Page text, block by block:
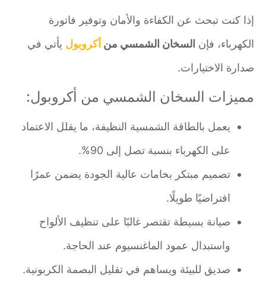
إذا كنت تبحث عن الكفاءة والأمان وتوفير فاتورة
الكهرباء، فإنالسخان الشمسي منأكروبول يأتي في
صدارة الاختيارات.
مميزات السخان الشمسي من أكروبول:
يعمل بالطاقة الشمسية النظيفة، ما يقلل الاعتماد
على الكهرباء بنسبة تصل إلى 90%.
تصميم مبتكر بخامات عالية الجودة يضمن عمرًا
افتراضيًا طويلًا.
صيانة بسيطة تقتصر غالبًا على تنظيف الألواح
واستبدال عمود الماغنسيوم عند الحاجة.
صديق للبيئة ويساهم في تقليل البصمة الكربونية.